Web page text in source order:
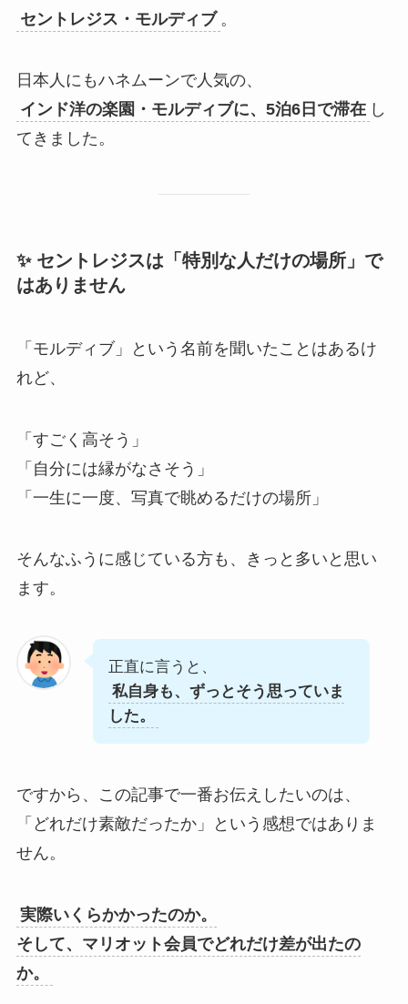
セントレジス・モルディブ 。
日本人にもハネムーンで人気の、
インド洋の楽園・モルディブに、5泊6日で滞在 し
てきました。
✨ セントレジスは「特別な人だけの場所」で
はありません
「モルディブ」という名前を聞いたことはあるけ
れど、
「すごく高そう」
「自分には縁がなさそう」
「一生に一度、写真で眺めるだけの場所」
そんなふうに感じている方も、きっと多いと思い
ます。
正直に言うと、
私自身も、ずっとそう思っていま
した。
ですから、この記事で一番お伝えしたいのは、
「どれだけ素敵だったか」という感想ではありま
せん。
実際いくらかかったのか。
そして、マリオット会員でどれだけ差が出たの
か。